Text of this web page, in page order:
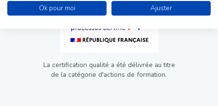
La certification qualité a été délivrée au titre
de la catégorie d'actions de formation.
Ok pour moi Ajuster